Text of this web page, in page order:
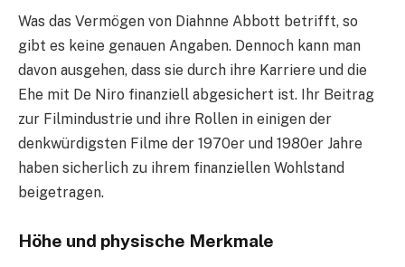
Was das Vermögen von Diahnne Abbott betrifft, so
gibt es keine genauen Angaben. Dennoch kann man
davon ausgehen, dass sie durch ihre Karriere und die
Ehe mit De Niro finanziell abgesichert ist. Ihr Beitrag
zur Filmindustrie und ihre Rollen in einigen der
denkwürdigsten Filme der 1970er und 1980er Jahre
haben sicherlich zu ihrem finanziellen Wohlstand
beigetragen.
Höhe und physische Merkmale